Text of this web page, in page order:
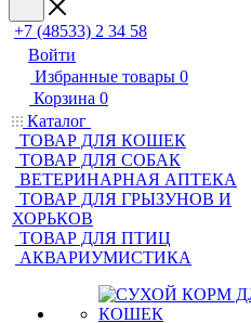
+7 (48533) 2 34 58
Войти
Избранные товары 0
Корзина 0
Каталог
ТОВАР ДЛЯ КОШЕК
ТОВАР ДЛЯ СОБАК
ВЕТЕРИНАРНАЯ АПТЕКА
ТОВАР ДЛЯ ГРЫЗУНОВ И
ХОРЬКОВ
ТОВАР ДЛЯ ПТИЦ
АКВАРИУМИСТИКА